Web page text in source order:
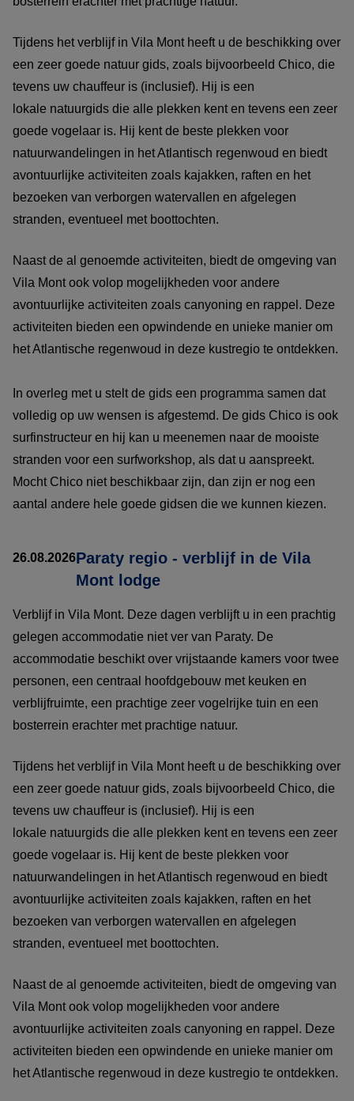
Tijdens het verblijf in Vila Mont heeft u de beschikking over
een zeer goede natuur gids, zoals bijvoorbeeld Chico, die
tevens uw chauffeur is (inclusief). Hij is een
lokale natuurgids die alle plekken kent en tevens een zeer
goede vogelaar is. Hij kent de beste plekken voor
natuurwandelingen in het Atlantisch regenwoud en biedt
avontuurlijke activiteiten zoals kajakken, raften en het
bezoeken van verborgen watervallen en afgelegen
stranden, eventueel met boottochten.
Naast de al genoemde activiteiten, biedt de omgeving van
Vila Mont ook volop mogelijkheden voor andere
avontuurlijke activiteiten zoals canyoning en rappel. Deze
activiteiten bieden een opwindende en unieke manier om
het Atlantische regenwoud in deze kustregio te ontdekken.
In overleg met u stelt de gids een programma samen dat
volledig op uw wensen is afgestemd. De gids Chico is ook
surfinstructeur en hij kan u meenemen naar de mooiste
stranden voor een surfworkshop, als dat u aanspreekt.
Mocht Chico niet beschikbaar zijn, dan zijn er nog een
aantal andere hele goede gidsen die we kunnen kiezen.
26.08.2026Paraty regio - verblijf in de Vila
Mont lodge
Verblijf in Vila Mont. Deze dagen verblijft u in een prachtig
gelegen accommodatie niet ver van Paraty. De
accommodatie beschikt over vrijstaande kamers voor twee
personen, een centraal hoofdgebouw met keuken en
verblijfruimte, een prachtige zeer vogelrijke tuin en een
bosterrein erachter met prachtige natuur.
Tijdens het verblijf in Vila Mont heeft u de beschikking over
een zeer goede natuur gids, zoals bijvoorbeeld Chico, die
tevens uw chauffeur is (inclusief). Hij is een
lokale natuurgids die alle plekken kent en tevens een zeer
goede vogelaar is. Hij kent de beste plekken voor
natuurwandelingen in het Atlantisch regenwoud en biedt
avontuurlijke activiteiten zoals kajakken, raften en het
bezoeken van verborgen watervallen en afgelegen
stranden, eventueel met boottochten.
Naast de al genoemde activiteiten, biedt de omgeving van
Vila Mont ook volop mogelijkheden voor andere
avontuurlijke activiteiten zoals canyoning en rappel. Deze
activiteiten bieden een opwindende en unieke manier om
het Atlantische regenwoud in deze kustregio te ontdekken.